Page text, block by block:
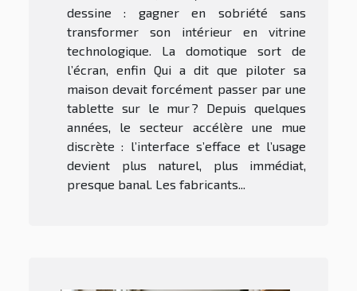
dessine : gagner en sobriété sans
transformer son intérieur en vitrine
technologique. La domotique sort de
l’écran, enfin Qui a dit que piloter sa
maison devait forcément passer par une
tablette sur le mur ? Depuis quelques
années, le secteur accélère une mue
discrète : l’interface s’efface et l’usage
devient plus naturel, plus immédiat,
presque banal. Les fabricants...